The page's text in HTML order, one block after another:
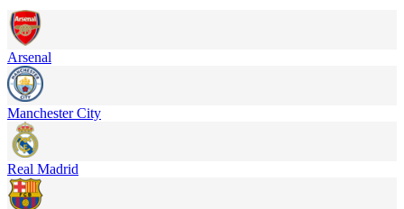
Arsenal
Manchester City
Real Madrid